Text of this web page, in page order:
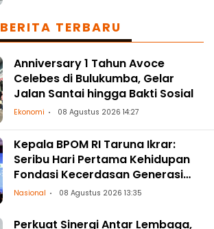
BERITA TERBARU
Anniversary 1 Tahun Avoce
Celebes di Bulukumba, Gelar
Jalan Santai hingga Bakti Sosial
Ekonomi 08 Agustus 2026 14:27
Kepala BPOM RI Taruna Ikrar:
Seribu Hari Pertama Kehidupan
Fondasi Kecerdasan Generasi
Masa Depan
Nasional 08 Agustus 2026 13:35
Perkuat Sinergi Antar Lembaga,